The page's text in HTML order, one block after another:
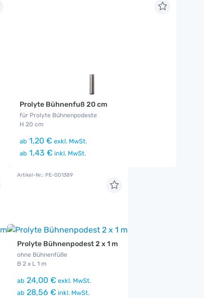
Prolyte Bühnenfuß 20 cm
für Prolyte Bühnenpodeste
H 20 cm
ab 1,20 € exkl. MwSt.
ab 1,43 € inkl. MwSt.
Artikel-Nr.: PE-001389
Prolyte Bühnenpodest 2 x 1 m
ohne Bühnenfüße
B 2 x L 1 m
ab 24,00 € exkl. MwSt.
ab 28,56 € inkl. MwSt.